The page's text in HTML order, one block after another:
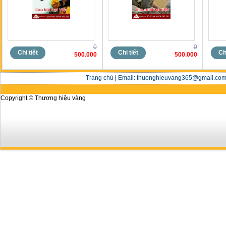
Chi tiết
0
500.000
Chi tiết
0
500.000
Trang chủ Email:
Copyright © Thương hiệu vàng